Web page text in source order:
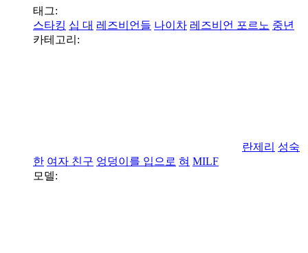
태그:
스타킹 십 대 레즈비언들 나이차 레즈비언 포르노 중년
카테고리:
란제리 성숙
한 여자 친구 엉덩이를 입으로 혀 MILF
모델: